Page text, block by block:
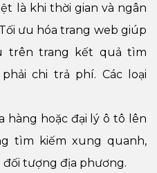
là khi thời gian và ngân
ưu hóa trang web giúp
trên trang kết quả tìm
chi trả phí. Các loại
hàng hoặc đại lý ô tô lên
tìm kiếm xung quanh,
tượng địa phương.